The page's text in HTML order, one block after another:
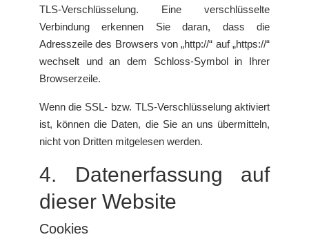
TLS-Verschlüsselung. Eine verschlüsselte
Verbindung erkennen Sie daran, dass die
Adresszeile des Browsers von „http://“ auf „https://“
wechselt und an dem Schloss-Symbol in Ihrer
Browserzeile.
Wenn die SSL- bzw. TLS-Verschlüsselung aktiviert
ist, können die Daten, die Sie an uns übermitteln,
nicht von Dritten mitgelesen werden.
4. Datenerfassung auf
dieser Website
Cookies